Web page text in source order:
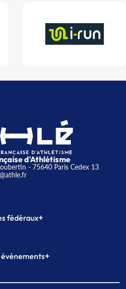
d'Athlétisme
- 75640 Paris Cedex 13
fédéraux+
Formation
+
de Paris indoor